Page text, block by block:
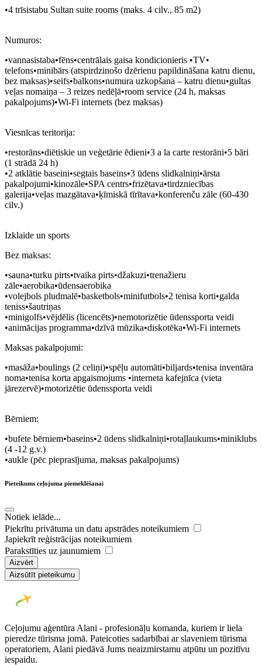
•4 trīsistabu Sultan suite rooms (maks. 4 cilv., 85 m2)
Numuros:
•vannasistaba•fēns•centrālais gaisa kondicionieris •TV•
telefons•minibārs (atspirdzinošo dzērienu papildināšana katru dienu,
bez maksas)•seifs•balkons•numura uzkopšana – katru dienu•gultas
veļas nomaiņa – 3 reizes nedēļā•room service (24 h, maksas
pakalpojums)•Wi-Fi internets (bez maksas)
Viesnīcas teritorija:
•restorāns•diētiskie un veģetārie ēdieni•3 a la carte restorāni•5 bāri
(1 strādā 24 h)
•2 atklātie baseini•segtais baseins•3 ūdens slidkalniņi•ārsta
pakalpojumi•kinozāle•SPA centrs•frizētava•tirdzniecības
galerija•veļas mazgātava•ķīmiskā tīrītava•konferenču zāle (60-430
cilv.)
Izklaide un sports
Bez maksas:
•sauna•turku pirts•tvaika pirts•džakuzi•trenažieru
zāle•aerobika•ūdensaerobika
•volejbols pludmalē•basketbols•minifutbols•2 tenisa korti•galda
teniss•šautriņas
•minigolfs•vējdēlis (licencēts)•nemotorizētie ūdenssporta veidi
•animācijas programma•dzīvā mūzika•diskotēka•Wi-Fi internets
Maksas pakalpojumi:
•masāža•boulings (2 celiņi)•spēļu automāti•biljards•tenisa inventāra
noma•tenisa korta apgaismojums •interneta kafejnīca (vieta
jārezervē)•motorizētie ūdenssporta veidi
Bērniem:
•bufete bērniem•baseins•2 ūdens slidkalniņi•rotaļlaukums•miniklubs
(4 -12 g.v.)
•aukle (pēc pieprasījuma, maksas pakalpojums)
Pieteikums ceļojuma piemeklēšanai
Notiek ielāde...
Piekrītu privātuma un datu apstrādes noteikumiem
Japiekrīt reģistrācijas noteikumiem
Parakstīties uz jaunumiem
Aizvērt
Aizsūtīt pieteikumu
Ceļojumu aģentūra Alani - profesionāļu komanda, kuriem ir liela
pieredze tūrisma jomā. Pateicoties sadarbībai ar slaveniem tūrisma
operatoriem, Alani piedāvā Jums neaizmirstamu atpūtu un pozitīvu
iespaidu.